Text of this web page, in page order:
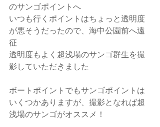
のサンゴポイントへ
いつも行くポイントはちょっと透明度
が悪そうだったので、海中公園前へ遠
征
透明度もよく超浅場のサンゴ群生を撮
影していただきました
ボートポイントでもサンゴポイントは
いくつかありますが、撮影となれば超
浅場のサンゴがオススメ！